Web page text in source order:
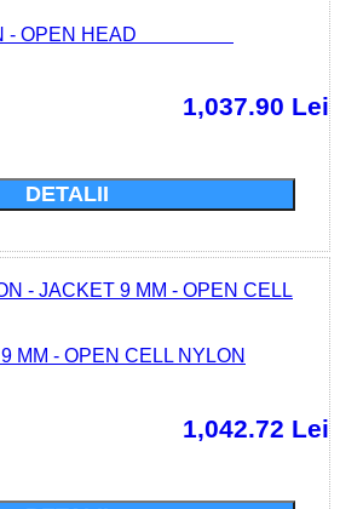
- OPEN HEAD
1,037.90 Lei
DETALII
MM - OPEN CELL NYLON
1,042.72 Lei